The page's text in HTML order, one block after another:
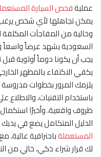
عمليةفحص السيارة
يمكن تجاهلها لأي شخص
وخالية من المفاجآت
السعودية يشهد عرضاً واسعاً
يجب أن يكونا دوماً أولوية
يكفي الاكتفاء بالمظهر
يلزمك المرور بخطوات
باستخدام التقنيات، والاطلاع
ظروف واقعية، وأخيرًا
الدليل المتكامل يضع في
المستعملةباحترافية
لك قرار شراء ذكي، خالي من